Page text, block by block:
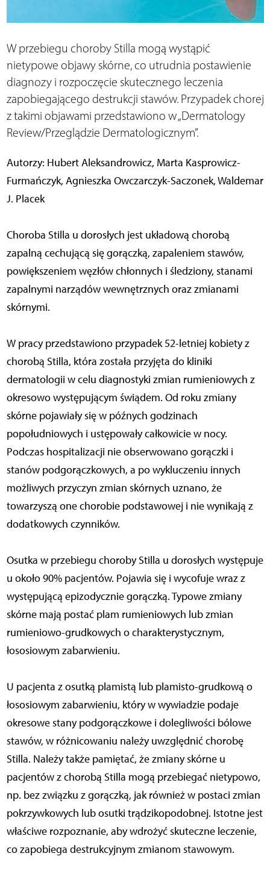
W przebiegu choroby Stilla mogą wystąpić
nietypowe objawy skórne, co utrudnia postawienie
diagnozy i rozpoczęcie skutecznego leczenia
zapobiegającego destrukcji stawów. Przypadek chorej
z takimi objawami przedstawiono w „Dermatology
Review/Przeglądzie Dermatologicznym”.
Autorzy: Hubert Aleksandrowicz, Marta Kasprowicz-
Furmańczyk, Agnieszka Owczarczyk-Saczonek, Waldemar
J. Placek
Choroba Stilla u dorosłych jest układową chorobą
zapalną cechującą się gorączką, zapaleniem stawów,
powiększeniem węzłów chłonnych i śledziony, stanami
zapalnymi narządów wewnętrznych oraz zmianami
skórnymi.
W pracy przedstawiono przypadek 52-letniej kobiety z
chorobą Stilla, która została przyjęta do kliniki
dermatologii w celu diagnostyki zmian rumieniowych z
okresowo występującym świądem. Od roku zmiany
skórne pojawiały się w późnych godzinach
popołudniowych i ustępowały całkowicie w nocy.
Podczas hospitalizacji nie obserwowano gorączki i
stanów podgorączkowych, a po wykluczeniu innych
możliwych przyczyn zmian skórnych uznano, że
towarzyszą one chorobie podstawowej i nie wynikają z
dodatkowych czynników.
Osutka w przebiegu choroby Stilla u dorosłych występuje
u około 90% pacjentów. Pojawia się i wycofuje wraz z
występującą epizodycznie gorączką. Typowe zmiany
skórne mają postać plam rumieniowych lub zmian
rumieniowo-grudkowych o charakterystycznym,
łososiowym zabarwieniu.
U pacjenta z osutką plamistą lub plamisto-grudkową o
łososiowym zabarwieniu, który w wywiadzie podaje
okresowe stany podgorączkowe i dolegliwości bólowe
stawów, w różnicowaniu należy uwzględnić chorobę
Stilla. Należy także pamiętać, że zmiany skórne u
pacjentów z chorobą Stilla mogą przebiegać nietypowo,
np. bez związku z gorączką, jak również w postaci zmian
pokrzywkowych lub osutki trądzikopodobnej. Istotne jest
właściwe rozpoznanie, aby wdrożyć skuteczne leczenie,
co zapobiega destrukcyjnym zmianom stawowym.